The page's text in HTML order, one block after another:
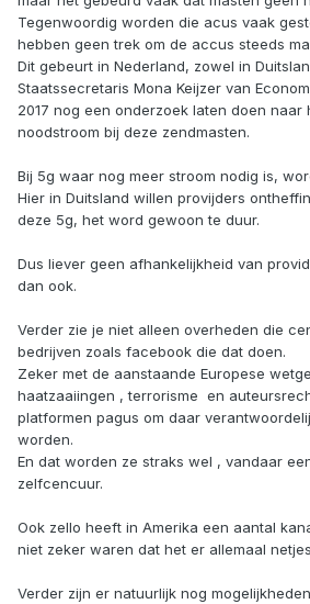
Tegenwoordig worden die acus vaak
hebben geen trek om de accus steeds
Dit gebeurt in Nederland, zowel in
Staatssecretaris Mona Keijzer van
2017 nog een onderzoek laten doen naar
noodstroom bij deze zendmasten.
Bij 5g waar nog meer stroom nodig is,
Hier in Duitsland willen provijders
deze 5g, het word gewoon te duur.
Dus liever geen afhankelijkheid van
dan ook.
Verder zie je niet alleen overheden die
bedrijven zoals facebook die dat doen.
Zeker met de aanstaande Europese
haatzaaiingen , terrorisme en
platformen pagus om daar
worden.
En dat worden ze straks wel , vandaar
zelfcencuur.
Ook zello heeft in Amerika een aantal
niet zeker waren dat het er allemaal
Verder zijn er natuurlijk nog